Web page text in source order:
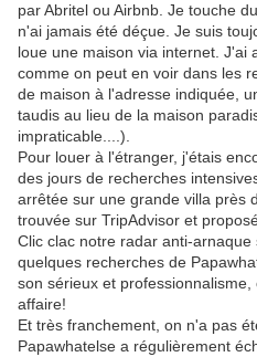
par Abritel ou Airbnb. Je touche
n'ai jamais été déçue. Je suis
loue une maison via internet. J'ai
comme on peut en voir dans les
de maison à l'adresse indiquée,
taudis au lieu de la maison
impraticable....).
Pour louer à l'étranger, j'étais
des jours de recherches
arrêtée sur une grande villa près
trouvée sur TripAdvisor et
Clic clac notre radar anti-
quelques recherches de
son sérieux et
affaire!
Et très franchement, on n'a pas
Papawhatelse a régulièrement